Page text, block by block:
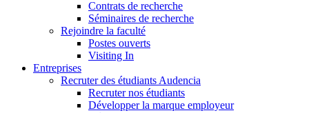
Contrats de recherche
Séminaires de recherche
Rejoindre la faculté
Postes ouverts
Visiting In
Entreprises
Recruter des étudiants Audencia
Recruter nos étudiants
Développer la marque employeur